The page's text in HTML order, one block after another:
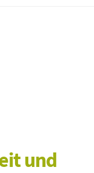
und